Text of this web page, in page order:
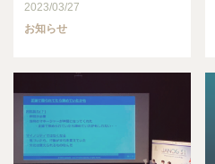
Week 春」に･･･
2023/03/27
お知らせ